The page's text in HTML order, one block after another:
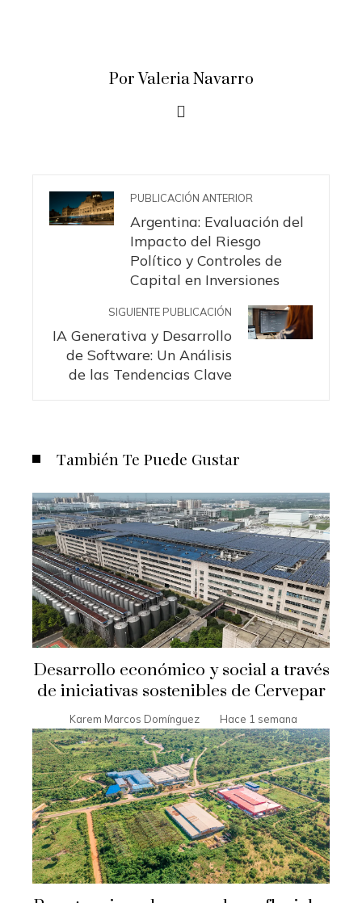
Por Valeria Navarro
PUBLICACIÓN ANTERIOR
Argentina: Evaluación del
Impacto del Riesgo
Político y Controles de
Capital en Inversiones
SIGUIENTE PUBLICACIÓN
IA Generativa y Desarrollo
de Software: Un Análisis
de las Tendencias Clave
También Te Puede Gustar
Desarrollo económico y social a través
de iniciativas sostenibles de Cervepar
Karem Marcos Domínguez Hace 1 semana